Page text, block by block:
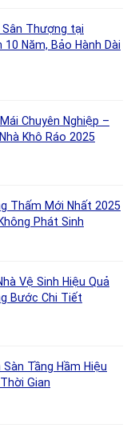
Thượng tại
10 Năm, Bảo Hành Dài
Chuyên Nghiệp –
Khô Ráo 2025
Thấm Mới Nhất 2025
Phát Sinh
Vệ Sinh Hiệu Quả
Bước Chi Tiết
Tầng Hầm Hiệu
Gian